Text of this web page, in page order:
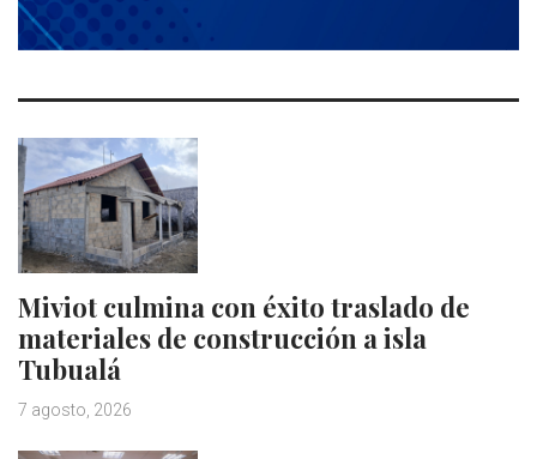
Miviot culmina con éxito traslado de
materiales de construcción a isla
Tubualá
7 agosto, 2026